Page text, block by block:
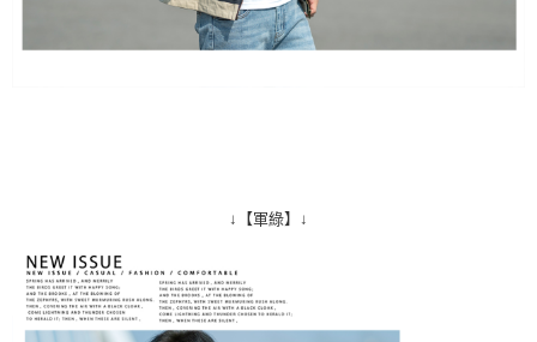
↓【軍綠】↓